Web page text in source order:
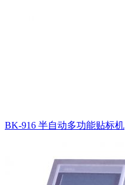
BK-916 半自动多功能贴标机